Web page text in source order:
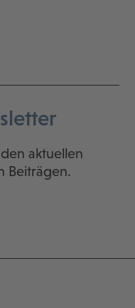
aktuellen
Beiträgen.